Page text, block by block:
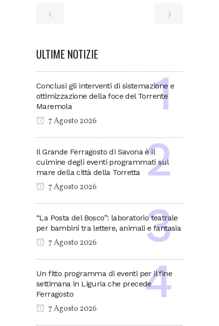
ULTIME NOTIZIE
Conclusi gli interventi di sistemazione e
ottimizzazione della foce del Torrente
Maremola
7 Agosto 2026
Il Grande Ferragosto di Savona è il
culmine degli eventi programmati sul
mare della città della Torretta
7 Agosto 2026
“La Posta del Bosco”: laboratorio teatrale
per bambini tra lettere, animali e fantasia
7 Agosto 2026
Un fitto programma di eventi per il fine
settimana in Liguria che precede
Ferragosto
7 Agosto 2026